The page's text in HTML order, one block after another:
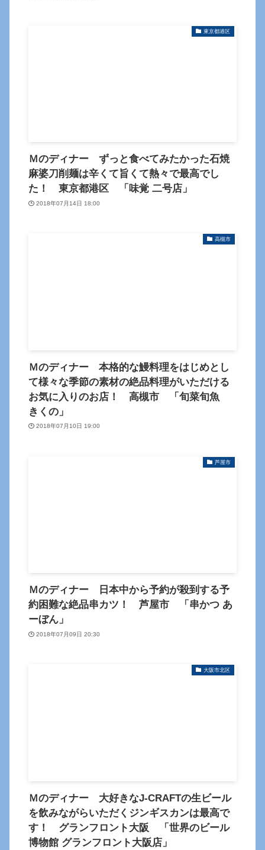
東京都港区
Ｍのディナー ずっと食べてみたかった石焼
麻婆刀削麺は辛くて旨くて熱々で最高でし
た！ 東京都港区 「味覚 二号店」
2018年07月14日 18:00
高槻市
Ｍのディナー 本格的な鰻料理をはじめとし
て様々な季節の素材の絶品料理がいただける
お気に入りのお店！ 高槻市 「旬菜旬魚
きくの」
2018年07月10日 19:00
芦屋市
Ｍのディナー 日本中から予約が殺到する予
約困難な絶品串カツ！ 芦屋市 「串かつ あ
ーぼん」
2018年07月09日 20:30
大阪市北区
Ｍのディナー 大好きなJ-CRAFTの生ビール
を飲みながらいただくジンギスカンは最高で
す！ グランフロント大阪 「世界のビール
博物館 グランフロント大阪店」